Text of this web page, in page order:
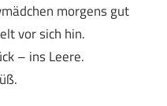
morgens gut
vor sich hin.
– ins Leere.